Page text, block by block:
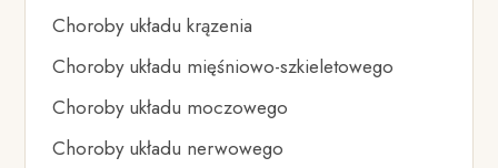
Choroby układu krązenia
Choroby układu mięśniowo-szkieletowego
Choroby układu moczowego
Choroby układu nerwowego